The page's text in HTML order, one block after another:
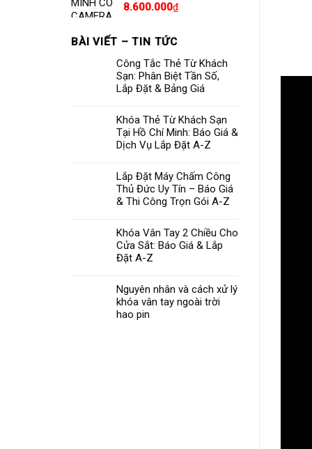
8.600.000₫
BÀI VIẾT – TIN TỨC
Công Tắc Thẻ Từ Khách
Sạn: Phân Biệt Tần Số,
Lắp Đặt & Bảng Giá
Khóa Thẻ Từ Khách Sạn
Tại Hồ Chí Minh: Báo Giá &
Dịch Vụ Lắp Đặt A-Z
Lắp Đặt Máy Chấm Công
Thủ Đức Uy Tín – Báo Giá
& Thi Công Trọn Gói A-Z
Khóa Vân Tay 2 Chiều Cho
Cửa Sắt: Báo Giá & Lắp
Đặt A-Z
Nguyên nhân và cách xử lý
khóa vân tay ngoài trời
hao pin